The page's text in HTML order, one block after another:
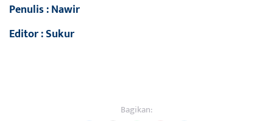
Penulis : Nawir
Editor : Sukur
Bagikan: